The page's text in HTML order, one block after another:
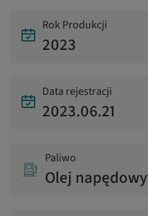
Rok Produkcji
2023
Data rejestracji
2023.06.21
Paliwo
Olej napędowy